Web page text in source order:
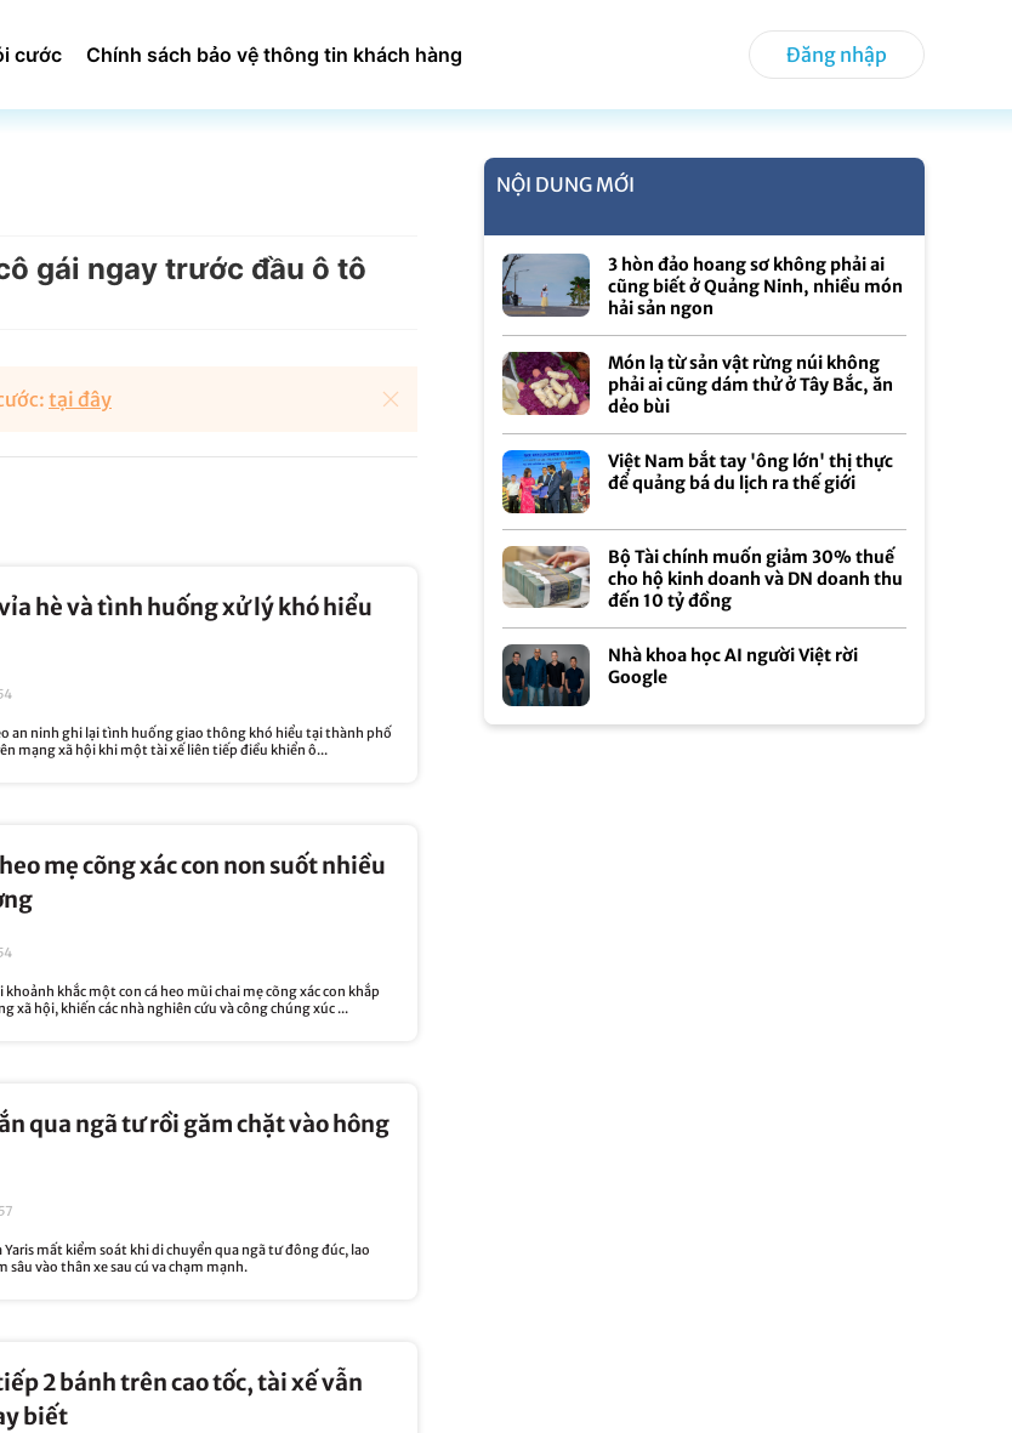
cước Chính sách bảo vệ thông tin khách hàng Đăng nhập
gái ngay trước đầu ô tô
tại đây
hè và tình huống xử lý khó hiểu
an ninh ghi lại tình huống giao thông khó hiểu tại thành phố
mạng xã hội khi một tài xế liên tiếp điều khiển ô...
mẹ cõng xác con non suốt nhiều
khoảnh khắc một con cá heo mũi chai mẹ cõng xác con khắp
xã hội, khiến các nhà nghiên cứu và công chúng xúc ...
qua ngã tư rồi găm chặt vào hông
Yaris mất kiểm soát khi di chuyển qua ngã tư đông đúc, lao
vào thân xe sau cú va chạm mạnh.
2 bánh trên cao tốc, tài xế vẫn
biết
NỘI DUNG MỚI
3 hòn đảo hoang sơ không phải ai
cũng biết ở Quảng Ninh, nhiều món
hải sản ngon
Món lạ từ sản vật rừng núi không
phải ai cũng dám thử ở Tây Bắc, ăn
dẻo bùi
Việt Nam bắt tay 'ông lớn' thị thực
để quảng bá du lịch ra thế giới
Bộ Tài chính muốn giảm 30% thuế
cho hộ kinh doanh và DN doanh thu
đến 10 tỷ đồng
Nhà khoa học AI người Việt rời
Google